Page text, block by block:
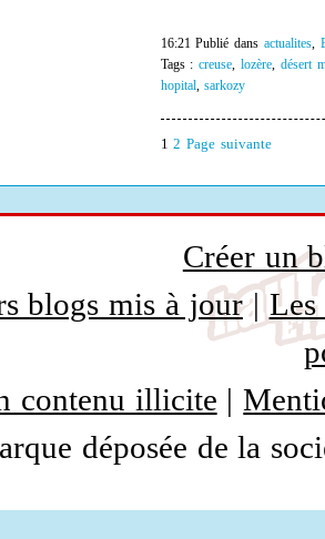
16:21 Publié dansactualites,
Tags :creuse,lozère, désert
hopital,sarkozy
1 2 Page suivante
Créer un
blogs mis à jour|Les
contenu illicite |
déposée de la